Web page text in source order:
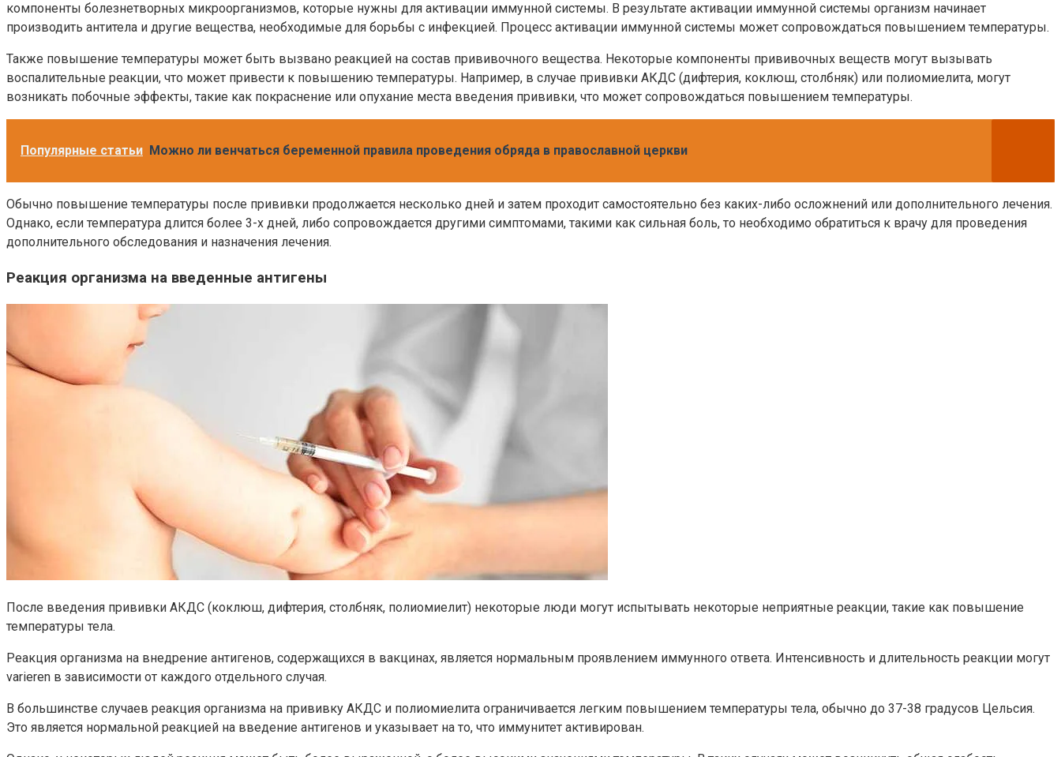
компоненты болезнетворных микроорганизмов, которые нужны для активации иммунной системы. В результате активации иммунной системы организм начинает
производить антитела и другие вещества, необходимые для борьбы с инфекцией. Процесс активации иммунной системы может сопровождаться повышением температуры.
Также повышение температуры может быть вызвано реакцией на состав прививочного вещества. Некоторые компоненты прививочных веществ могут вызывать
воспалительные реакции, что может привести к повышению температуры. Например, в случае прививки АКДС (дифтерия, коклюш, столбняк) или полиомиелита, могут
возникать побочные эффекты, такие как покраснение или опухание места введения прививки, что может сопровождаться повышением температуры.
Популярные статьи Можно ли венчаться беременной правила проведения обряда в православной церкви
Обычно повышение температуры после прививки продолжается несколько дней и затем проходит самостоятельно без каких-либо осложнений или дополнительного лечения.
Однако, если температура длится более 3-х дней, либо сопровождается другими симптомами, такими как сильная боль, то необходимо обратиться к врачу для проведения
дополнительного обследования и назначения лечения.
Реакция организма на введенные антигены
После введения прививки АКДС (коклюш, дифтерия, столбняк, полиомиелит) некоторые люди могут испытывать некоторые неприятные реакции, такие как повышение
температуры тела.
Реакция организма на внедрение антигенов, содержащихся в вакцинах, является нормальным проявлением иммунного ответа. Интенсивность и длительность реакции могут
varieren в зависимости от каждого отдельного случая.
В большинстве случаев реакция организма на прививку АКДС и полиомиелита ограничивается легким повышением температуры тела, обычно до 37-38 градусов Цельсия.
Это является нормальной реакцией на введение антигенов и указывает на то, что иммунитет активирован.